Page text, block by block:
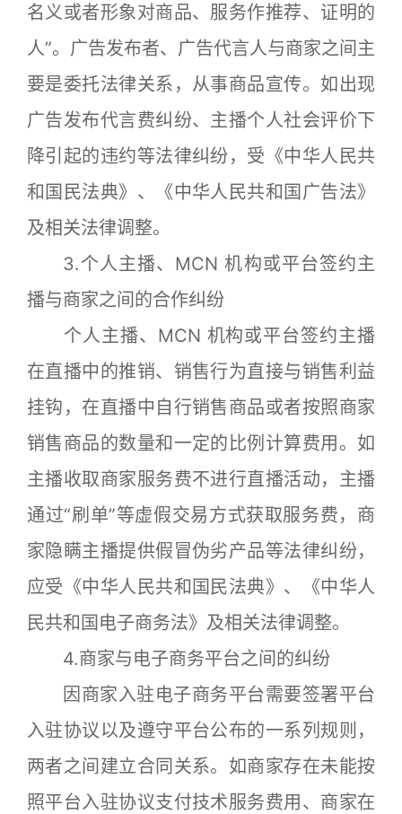
名义或者形象对商品、服务作推荐、证明的
人”。广告发布者、广告代言人与商家之间主
要是委托法律关系，从事商品宣传。如出现
广告发布代言费纠纷、主播个人社会评价下
降引起的违约等法律纠纷，受《中华人民共
和国民法典》、《中华人民共和国广告法》
及相关法律调整。
3.个人主播、MCN 机构或平台签约主
播与商家之间的合作纠纷
个人主播、MCN 机构或平台签约主播
在直播中的推销、销售行为直接与销售利益
挂钩，在直播中自行销售商品或者按照商家
销售商品的数量和一定的比例计算费用。如
主播收取商家服务费不进行直播活动，主播
通过“刷单”等虚假交易方式获取服务费，商
家隐瞒主播提供假冒伪劣产品等法律纠纷，
应受《中华人民共和国民法典》、《中华人
民共和国电子商务法》及相关法律调整。
4.商家与电子商务平台之间的纠纷
因商家入驻电子商务平台需要签署平台
入驻协议以及遵守平台公布的一系列规则，
两者之间建立合同关系。如商家存在未能按
照平台入驻协议支付技术服务费用、商家在